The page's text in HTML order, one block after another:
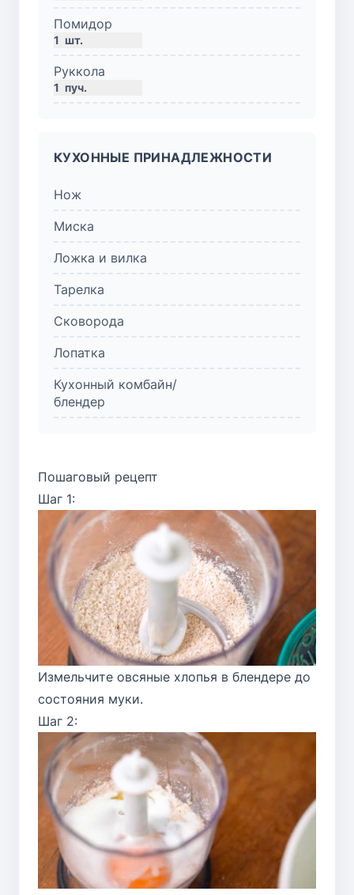
Помидор
1 шт.
Руккола
1 пуч.
КУХОННЫЕ ПРИНАДЛЕЖНОСТИ
Нож
Миска
Ложка и вилка
Тарелка
Сковорода
Лопатка
Кухонный комбайн/
блендер
Пошаговый рецепт
Шаг 1:
Измельчите овсяные хлопья в блендере до
состояния муки.
Шаг 2: